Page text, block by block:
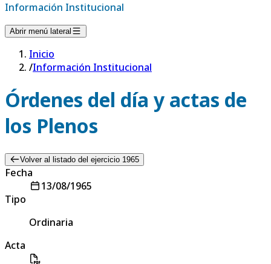
Información Institucional
Abrir menú lateral
Inicio
/Información Institucional
Órdenes del día y actas de
los Plenos
Volver al listado del ejercicio 1965
Fecha
13/08/1965
Tipo
Ordinaria
Acta